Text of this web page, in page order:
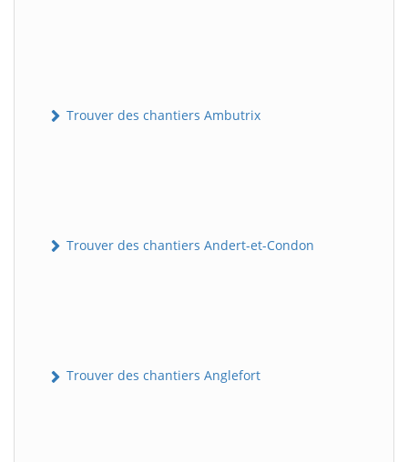
Trouver des chantiers Ambutrix
Trouver des chantiers Andert-et-Condon
Trouver des chantiers Anglefort